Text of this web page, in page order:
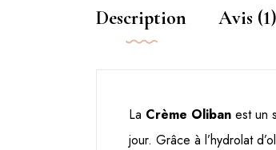
Description Avis (1)
La Crème Oliban est un
jour. Grâce à l’hydrolat